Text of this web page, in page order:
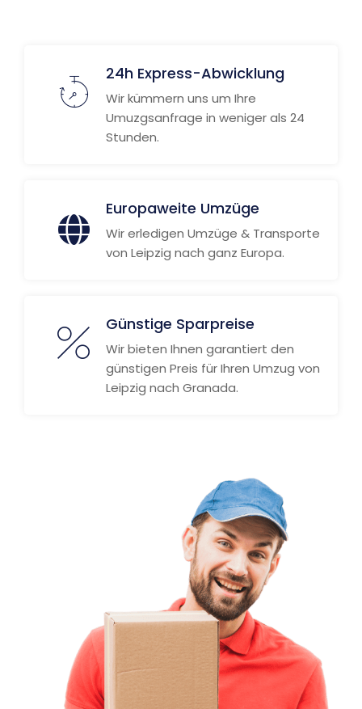
24h Express-Abwicklung
Wir kümmern uns um Ihre
Umuzgsanfrage in weniger als 24
Stunden.
Europaweite Umzüge
Wir erledigen Umzüge & Transporte
von Leipzig nach ganz Europa.
Günstige Sparpreise
Wir bieten Ihnen garantiert den
günstigen Preis für Ihren Umzug von
Leipzig nach Granada.